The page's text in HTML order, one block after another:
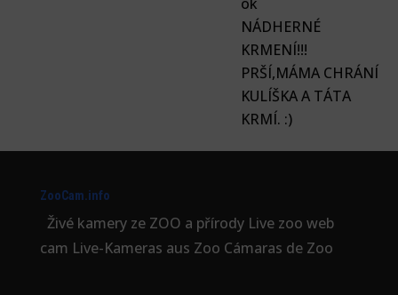
NÁDHERNÉ
KRMENÍ!!!
PRŠÍ,MÁMA CHRÁNÍ
KULÍŠKA A TÁTA
KRMÍ. :)
ZooCam.info
Živé kamery ze ZOO a přírody Live zoo web
cam Live-Kameras aus Zoo Cámaras de Zoo